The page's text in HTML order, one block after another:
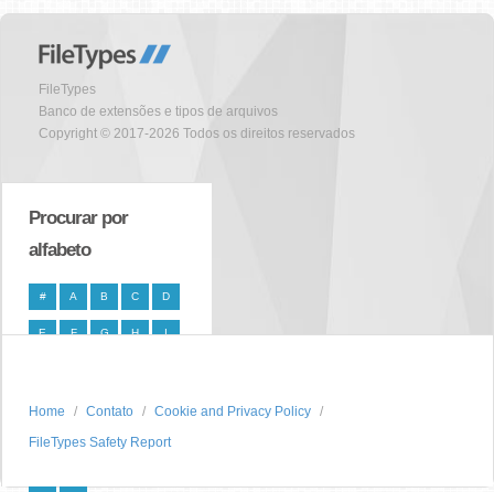
FileTypes
Banco de extensões e tipos de arquivos
Copyright © 2017-2026 Todos os direitos reservados
Procurar por
alfabeto
# A B C D
E F G H I
P S
T U V W X
Home Contato
Cookie and Privacy Policy
FileTypes Safety Report